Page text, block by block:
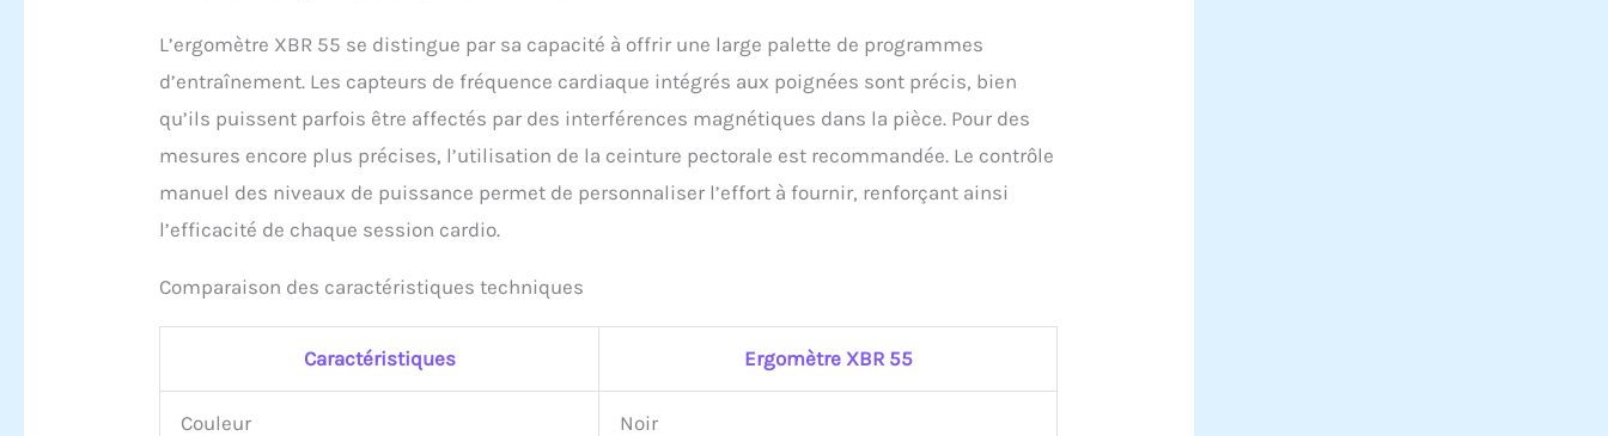
L’ergomètre XBR 55 se distingue par sa capacité à offrir une large palette de programmes
d’entraînement. Les capteurs de fréquence cardiaque intégrés aux poignées sont précis, bien
qu’ils puissent parfois être affectés par des interférences magnétiques dans la pièce. Pour des
mesures encore plus précises, l’utilisation de la ceinture pectorale est recommandée. Le contrôle
manuel des niveaux de puissance permet de personnaliser l’effort à fournir, renforçant ainsi
l’efficacité de chaque session cardio.
Comparaison des caractéristiques techniques
Caractéristiques Ergomètre XBR 55
Couleur Noir